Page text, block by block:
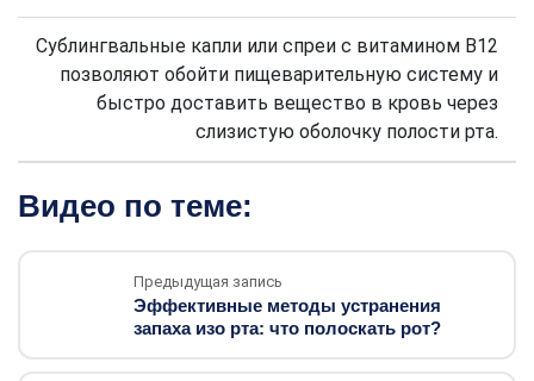
Сублингвальные капли или спреи с витамином В12
позволяют обойти пищеварительную систему и
быстро доставить вещество в кровь через
слизистую оболочку полости рта.
Видео по теме:
Предыдущая запись
Эффективные методы устранения
запаха изо рта: что полоскать рот?